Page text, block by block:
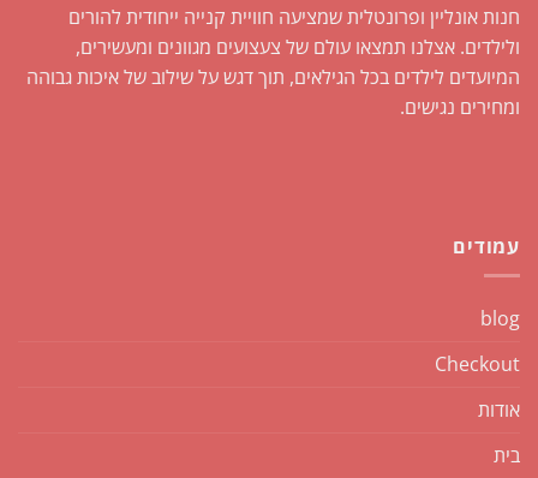
חנות אונליין ופרונטלית שמציעה חוויית קנייה ייחודית להורים
ולילדים. אצלנו תמצאו עולם של צעצועים מגוונים ומעשירים,
המיועדים לילדים בכל הגילאים, תוך דגש על שילוב של איכות גבוהה
ומחירים נגישים.
עמודים
blog
Checkout
אודות
בית